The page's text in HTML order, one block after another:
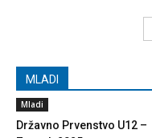
MLADI
Mladi
Državno Prvenstvo U12 –